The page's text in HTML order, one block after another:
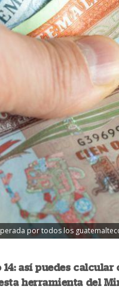
por todos los
14: así puedes
herramienta del